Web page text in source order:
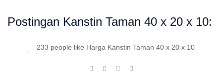
Postingan Kanstin Taman 40 x 20 x 10:
233 people like Harga Kanstin Taman 40 x 20 x 10